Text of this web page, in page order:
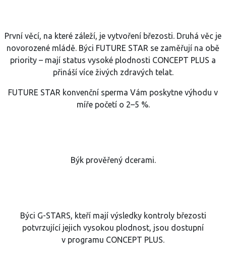
První věcí, na které záleží, je vytvoření březosti. Druhá věc je
novorozené mládě. Býci FUTURE STAR se zaměřují na obě
priority – mají status vysoké plodnosti CONCEPT PLUS a
přináší více živých zdravých telat.
FUTURE STAR konvenční sperma Vám poskytne výhodu v
míře početí o 2–5 %.
Býk prověřený dcerami.
Býci G-STARS, kteří mají výsledky kontroly březosti
potvrzující jejich vysokou plodnost, jsou dostupní
v programu CONCEPT PLUS.